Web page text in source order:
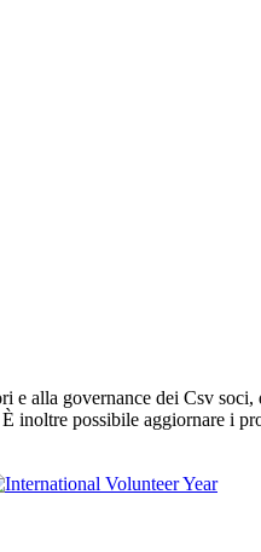
e alla governance dei Csv
inoltre possibile aggiornare i